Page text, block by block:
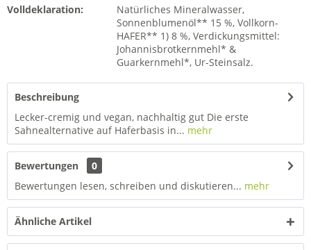
Volldeklaration:
Natürliches Mineralwasser,
Sonnenblumenöl** 15 %, Vollkorn-
HAFER** 1) 8 %, Verdickungsmittel:
Johannisbrotkernmehl* &
Guarkernmehl*, Ur-Steinsalz.
Beschreibung
Lecker-cremig und vegan, nachhaltig gut Die erste
Sahnealternative auf Haferbasis in... mehr
Bewertungen
0
Bewertungen lesen, schreiben und diskutieren... mehr
Ähnliche Artikel